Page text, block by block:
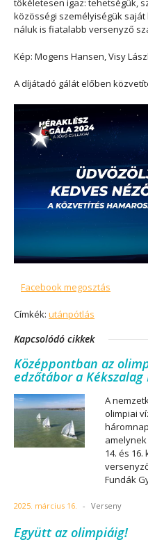
tökéletesen igaz: tehetségük,
közösségi személyiségük
náluk is fiatalabb versenyző
Kép: Mogens Hansen, Visy
A díjátadó gálát előben
Facebook megosztás
Címkék: utánpótlás
Kapcsolódó cikkek
Középpontban az
edzőtábor a Kékszalag
A
olimpiai
amelynek
14. és
Fundák
2025. március 16. - Verseny
Együtt az olimpiáig!